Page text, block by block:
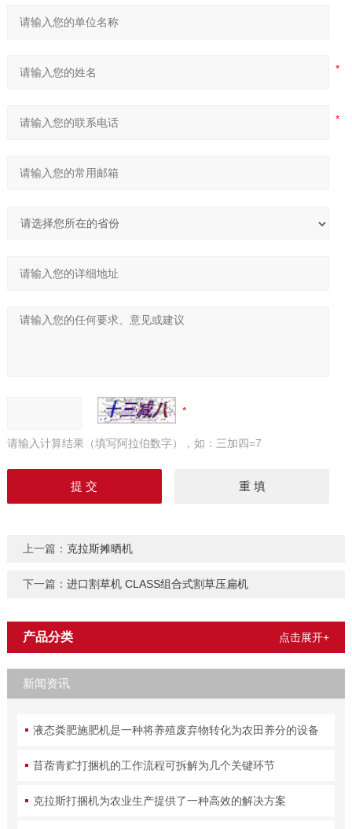
请输入计算结果（填写阿拉伯数字），如：三加四=7
上一篇： 克拉斯摊晒机
下一篇： 进口割草机 CLASS组合式割草压扁机
产品分类 点击展开+
新闻资讯
液态粪肥施肥机是一种将养殖废弃物转化为农田养分的设备
苜蓿青贮打捆机的工作流程可拆解为几个关键环节
克拉斯打捆机为农业生产提供了一种高效的解决方案